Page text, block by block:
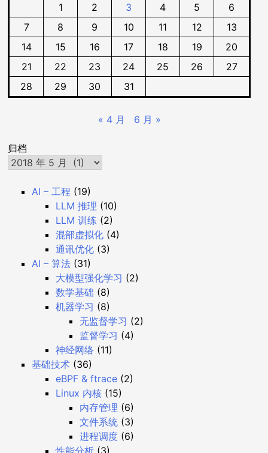
1
2 3 4 5
6
7
8 9 10 11 12
13
14
15 16 17 18 19
20
21
22 23 24 25 26
27
28
29 30 31
« 4 月 6 月 »
归档
AI – 工程 (19)
LLM 推理 (10)
LLM 训练 (2)
混部虚拟化 (4)
通讯优化 (3)
AI – 算法 (31)
大模型强化学习 (2)
数学基础 (8)
机器学习 (8)
无监督学习 (2)
监督学习 (4)
神经网络 (11)
基础技术 (36)
eBPF & ftrace (2)
Linux 内核 (15)
内存管理 (6)
文件系统 (3)
进程调度 (6)
性能分析 (3)